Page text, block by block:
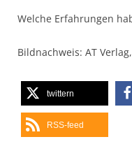
Welche Erfahrungen
Bildnachweis: AT Verlag,
twittern
RSS-feed